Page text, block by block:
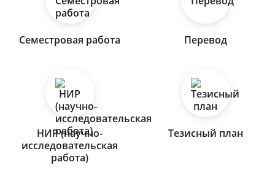
Семестровая работа Перевод
НИР (научно-
исследовательская
работа)
Тезисный план